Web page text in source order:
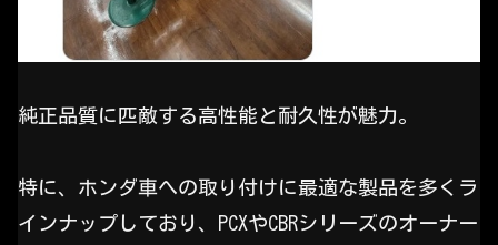
純正品質に匹敵する高性能と耐久性が魅力。
特に、ホンダ車への取り付けに最適な製品を多くラ
インナップしており、PCXやCBRシリーズのオーナー